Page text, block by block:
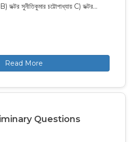
ডক্টর সুনীতিকুমার চট্টোপাধ্যায় C) ডক্টর…
Read More
Questions